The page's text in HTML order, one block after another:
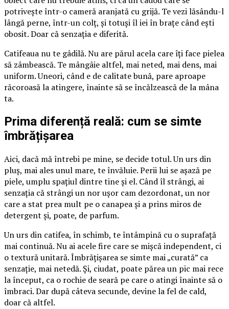
potrivește într-o cameră aranjată cu grijă. Te vezi lăsându-l
lângă perne, într-un colț, și totuși îl iei în brațe când ești
obosit. Doar că senzația e diferită.
Catifeaua nu te gâdilă. Nu are părul acela care îți face pielea
să zâmbească. Te mângâie altfel, mai neted, mai dens, mai
uniform. Uneori, când e de calitate bună, pare aproape
răcoroasă la atingere, înainte să se încălzească de la mâna
ta.
Prima diferență reală: cum se simte
îmbrățișarea
Aici, dacă mă întrebi pe mine, se decide totul. Un urs din
pluș, mai ales unul mare, te învăluie. Perii lui se așază pe
piele, umplu spațiul dintre tine și el. Când îl strângi, ai
senzația că strângi un nor ușor cam dezordonat, un nor
care a stat prea mult pe o canapea și a prins miros de
detergent și, poate, de parfum.
Un urs din catifea, în schimb, te întâmpină cu o suprafață
mai continuă. Nu ai acele fire care se mișcă independent, ci
o textură unitară. Îmbrățișarea se simte mai „curată” ca
senzație, mai netedă. Și, ciudat, poate părea un pic mai rece
la început, ca o rochie de seară pe care o atingi înainte să o
îmbraci. Dar după câteva secunde, devine la fel de cald,
doar că altfel.